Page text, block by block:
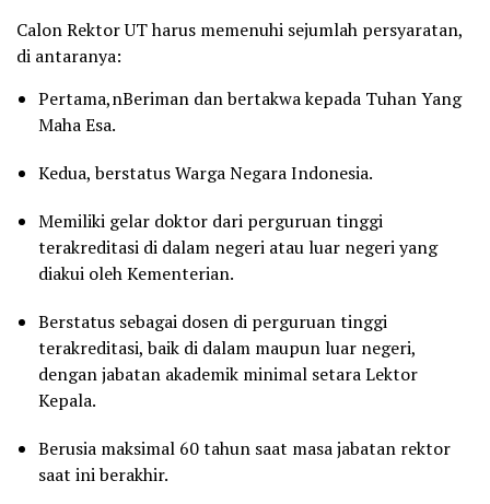
Calon Rektor UT harus memenuhi sejumlah persyaratan,
di antaranya:
Pertama,nBeriman dan bertakwa kepada Tuhan Yang
Maha Esa.
Kedua, berstatus Warga Negara Indonesia.
Memiliki gelar doktor dari perguruan tinggi
terakreditasi di dalam negeri atau luar negeri yang
diakui oleh Kementerian.
Berstatus sebagai dosen di perguruan tinggi
terakreditasi, baik di dalam maupun luar negeri,
dengan jabatan akademik minimal setara Lektor
Kepala.
Berusia maksimal 60 tahun saat masa jabatan rektor
saat ini berakhir.